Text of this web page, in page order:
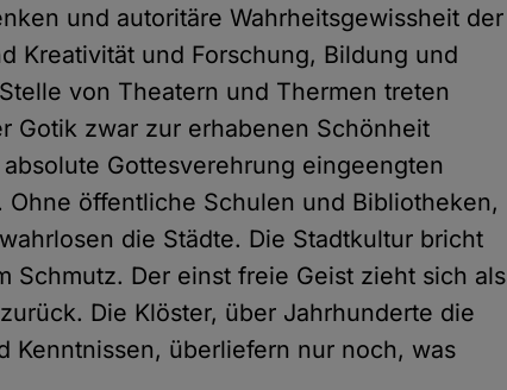
und autoritäre Wahrheitsgewissheit der
Kreativität und Forschung, Bildung und
von Theatern und Thermen treten
Gotik zwar zur erhabenen Schönheit
Gottesverehrung eingeengten
öffentliche Schulen und Bibliotheken,
die Städte. Die Stadtkultur bricht
Schmutz. Der einst freie Geist zieht sich als
Die Klöster, über Jahrhunderte die
Kenntnissen, überliefern nur noch, was